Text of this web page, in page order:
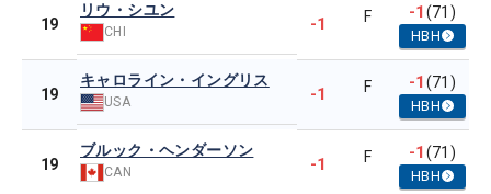
19
リウ・シユン
CHI -1 F -1(71)
HBH
19
キャロライン・イングリス
USA -1 F -1(71)
HBH
19
ブルック・ヘンダーソン
CAN -1 F -1(71)
HBH